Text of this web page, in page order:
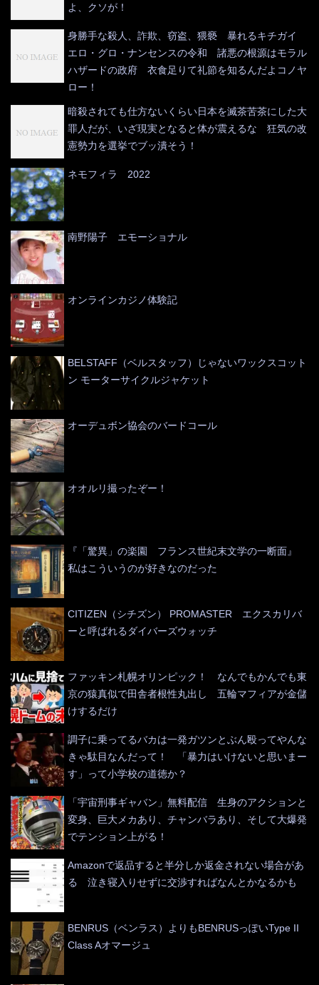
よ、クソが！
身勝手な殺人、詐欺、窃盗、猥褻 暴れるキチガイ
エロ・グロ・ナンセンスの令和 諸悪の根源はモラル
ハザードの政府 衣食足りて礼節を知るんだよコノヤ
ロー！
暗殺されても仕方ないくらい日本を滅茶苦茶にした大
罪人だが、いざ現実となると体が震えるな 狂気の改
憲勢力を選挙でブッ潰そう！
ネモフィラ 2022
南野陽子 エモーショナル
オンラインカジノ体験記
BELSTAFF（ベルスタッフ）じゃないワックスコット
ン モーターサイクルジャケット
オーデュボン協会のバードコール
オオルリ撮ったぞー！
『「驚異」の楽園 フランス世紀末文学の一断面』
私はこういうのが好きなのだった
CITIZEN（シチズン） PROMASTER エクスカリバ
ーと呼ばれるダイバーズウォッチ
ファッキン札幌オリンピック！ なんでもかんでも東
京の猿真似で田舎者根性丸出し 五輪マフィアが金儲
けするだけ
調子に乗ってるバカは一発ガツンとぶん殴ってやんな
きゃ駄目なんだって！ 「暴力はいけないと思いまー
す」って小学校の道徳か？
「宇宙刑事ギャバン」無料配信 生身のアクションと
変身、巨大メカあり、チャンバラあり、そして大爆発
でテンション上がる！
Amazonで返品すると半分しか返金されない場合があ
る 泣き寝入りせずに交渉すればなんとかなるかも
BENRUS（ベンラス）よりもBENRUSっぽいType II
Class Aオマージュ